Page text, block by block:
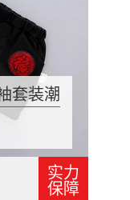
套装潮
衣服两
实力
保障